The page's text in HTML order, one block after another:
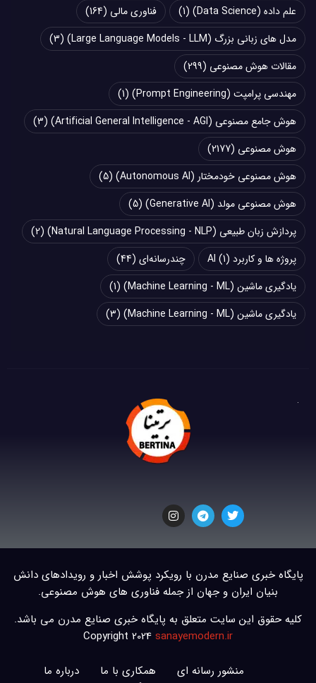
علم داده (Data Science)
(1) فناوری مالی (164)
مدل های زبانی بزرگ (Large Language Models - LLM)
(3)
مقالات هوش مصنوعی (299)
مهندسی پرامپت (Prompt Engineering)
(1)
هوش جامع مصنوعی (Artificial General Intelligence - AGI)
(3)
هوش مصنوعی (2177)
هوش مصنوعی خودمختار (Autonomous AI)
(5)
هوش مصنوعی مولد (Generative AI)
(5)
پردازش زبان طبیعی (Natural Language Processing - NLP)
(2)
پروژه ها و کاربرد AI (1) چند‌‌رسانه‌ای (44)
یادگیری ماشین (Machine Learning - ML)
(1)
یادگیری ماشین (Machine Learning - ML)
(3)
پایگاه خبری صنایع مدرن با رویکرد پوشش اخبار و رویدادهای دانش
بنیان ایران و جهان از جمله فناوری های هوش مصنوعی.
کلیه حقوق این سایت متعلق به پایگاه خبری صنایع مدرن می باشد.
Copyright 2024 sanayemodern.ir
منشور رسانه ای همکاری با ما
درباره ما